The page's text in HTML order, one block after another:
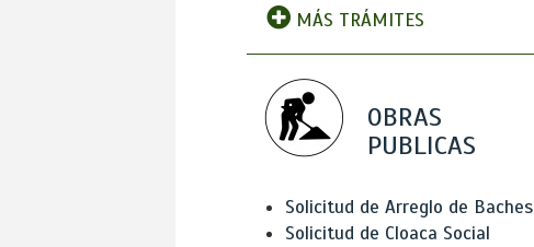
MÁS TRÁMITES
OBRAS
PUBLICAS
Solicitud de Arreglo de Baches
Solicitud de Cloaca Social